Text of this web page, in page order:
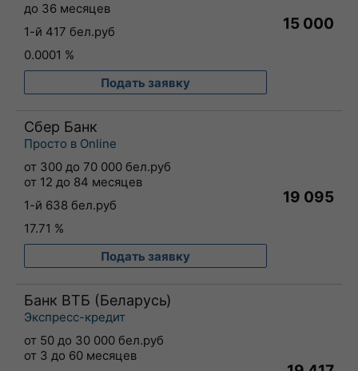
до 36 месяцев
1-й 417 бел.руб
0.0001 %
Подать заявку
15 000
Сбер Банк
Просто в Online
от 300 до 70 000 бел.руб
от 12 до 84 месяцев
1-й 638 бел.руб
17.71 %
Подать заявку
19 095
Банк ВТБ (Беларусь)
Экспресс-кредит
от 50 до 30 000 бел.руб
от 3 до 60 месяцев